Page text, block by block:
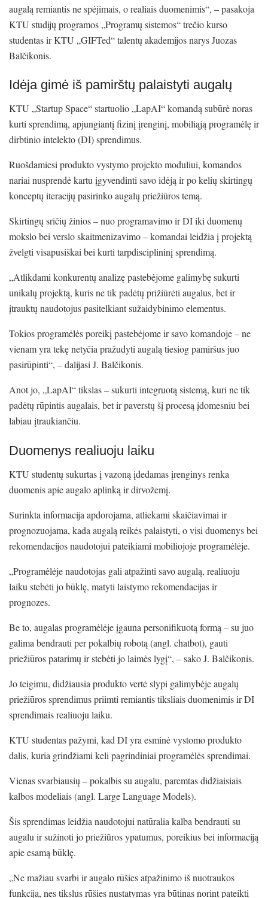
augalą remiantis ne spėjimais, o realiais duomenimis“, – pasakoja
KTU studijų programos „Programų sistemos“ trečio kurso
studentas ir KTU „GIFTed“ talentų akademijos narys Juozas
Balčikonis.
Idėja gimė iš pamirštų palaistyti augalų
KTU „Startup Space“ startuolio „LapAI“ komandą subūrė noras
kurti sprendimą, apjungiantį fizinį įrenginį, mobiliąją programėlę ir
dirbtinio intelekto (DI) sprendimus.
Ruošdamiesi produkto vystymo projekto moduliui, komandos
nariai nusprendė kartu įgyvendinti savo idėją ir po kelių skirtingų
konceptų iteracijų pasirinko augalų priežiūros temą.
Skirtingų sričių žinios – nuo programavimo ir DI iki duomenų
mokslo bei verslo skaitmenizavimo – komandai leidžia į projektą
žvelgti visapusiškai bei kurti tarpdisciplininį sprendimą.
„Atlikdami konkurentų analizę pastebėjome galimybę sukurti
unikalų projektą, kuris ne tik padėtų prižiūrėti augalus, bet ir
įtrauktų naudotojus pasitelkiant sužaidybinimo elementus.
Tokios programėlės poreikį pastebėjome ir savo komandoje – ne
vienam yra tekę netyčia pražudyti augalą tiesiog pamiršus juo
pasirūpinti“, – dalijasi J. Balčikonis.
Anot jo, „LapAI“ tikslas – sukurti integruotą sistemą, kuri ne tik
padėtų rūpintis augalais, bet ir paverstų šį procesą įdomesniu bei
labiau įtraukiančiu.
Duomenys realiuoju laiku
KTU studentų sukurtas į vazoną įdedamas įrenginys renka
duomenis apie augalo aplinką ir dirvožemį.
Surinkta informacija apdorojama, atliekami skaičiavimai ir
prognozuojama, kada augalą reikės palaistyti, o visi duomenys bei
rekomendacijos naudotojui pateikiami mobiliojoje programėlėje.
„Programėlėje naudotojas gali atpažinti savo augalą, realiuoju
laiku stebėti jo būklę, matyti laistymo rekomendacijas ir
prognozes.
Be to, augalas programėlėje įgauna personifikuotą formą – su juo
galima bendrauti per pokalbių robotą (angl. chatbot), gauti
priežiūros patarimų ir stebėti jo laimės lygį“, – sako J. Balčikonis.
Jo teigimu, didžiausia produkto vertė slypi galimybėje augalų
priežiūros sprendimus priimti remiantis tiksliais duomenimis ir DI
sprendimais realiuoju laiku.
KTU studentas pažymi, kad DI yra esminė vystomo produkto
dalis, kuria grindžiami keli pagrindiniai programėlės sprendimai.
Vienas svarbiausių – pokalbis su augalu, paremtas didžiaisiais
kalbos modeliais (angl. Large Language Models).
Šis sprendimas leidžia naudotojui natūralia kalba bendrauti su
augalu ir sužinoti jo priežiūros ypatumus, poreikius bei informaciją
apie esamą būklę.
„Ne mažiau svarbi ir augalo rūšies atpažinimo iš nuotraukos
funkcija, nes tikslus rūšies nustatymas yra būtinas norint pateikti